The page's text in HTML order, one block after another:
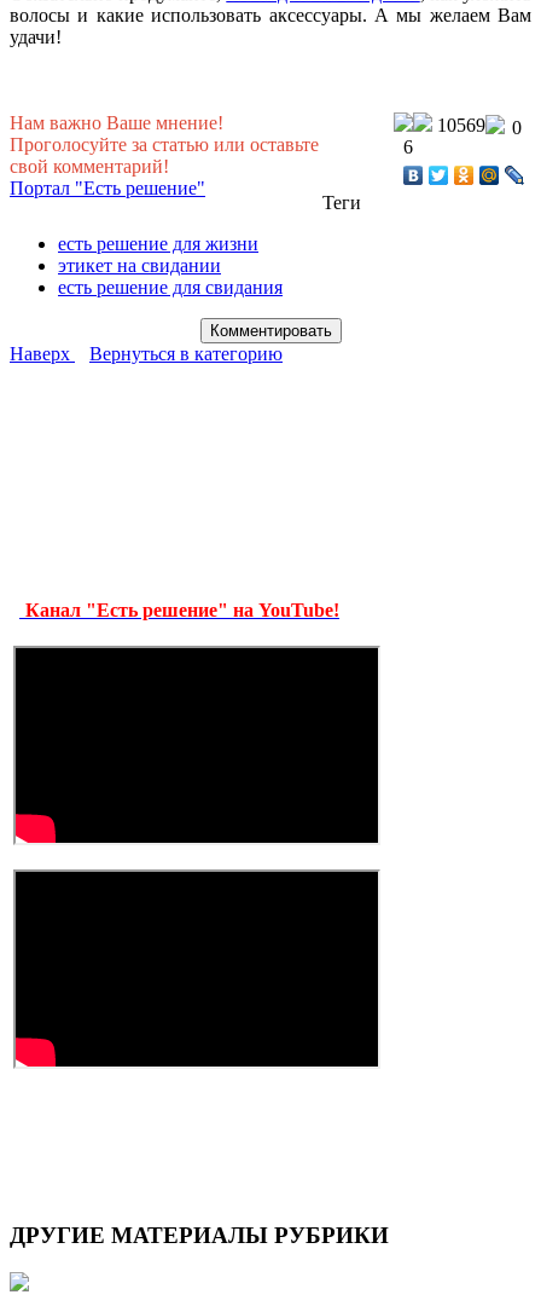
волосы и какие использовать аксессуары. А мы желаем Вам
удачи!
Нам важно Ваше мнение!
Проголосуйте за статью или оставьте
свой комментарий!
Портал "Есть решение"
0
10569
6
Теги
есть решение для жизни
этикет на свидании
есть решение для свидания
Наверх Вернуться в категорию
Канал "Есть решение" на YouTube!
ДРУГИЕ МАТЕРИАЛЫ РУБРИКИ